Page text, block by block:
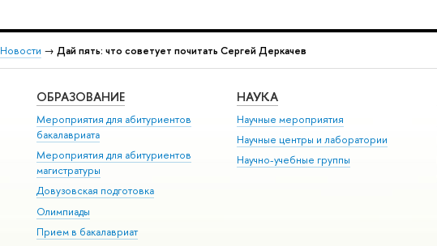
Новости → Дай пять: что советует почитать Сергей Деркачев
ОБРАЗОВАНИЕ
Мероприятия для абитуриентов
бакалавриата
Мероприятия для абитуриентов
магистратуры
Довузовская подготовка
Олимпиады
Прием в бакалавриат
НАУКА
Научные мероприятия
Научные центры и лаборатории
Научно-учебные группы